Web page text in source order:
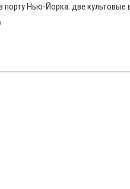
порту Нью-Йорка: две культовые